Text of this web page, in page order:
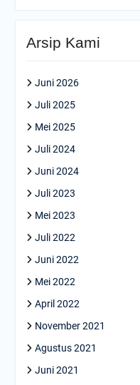
Arsip Kami
Juni 2026
Juli 2025
Mei 2025
Juli 2024
Juni 2024
Juli 2023
Mei 2023
Juli 2022
Juni 2022
Mei 2022
April 2022
November 2021
Agustus 2021
Juni 2021